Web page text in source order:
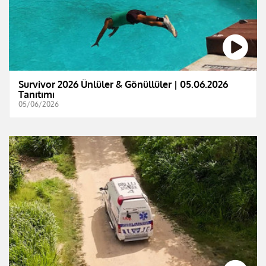
Survivor 2026 Ünlüler & Gönüllüler | 05.06.2026
Tanıtımı
05/06/2026